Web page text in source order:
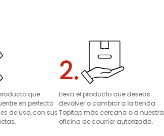
que
en perfecto
de uso, con sus
2.
Lleva el producto que deseas
devolver o cambiar a la tienda
Topitop más cercana o a nuestra
oficina de courrier autorizada.